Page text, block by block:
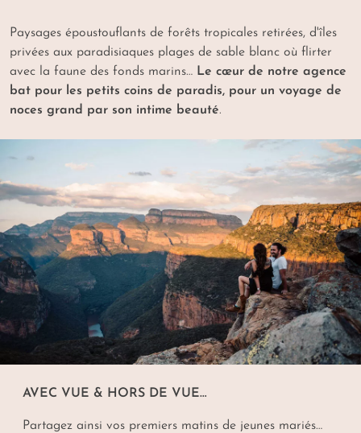
Paysages époustouflants de forêts tropicales retirées, d'îles
privées aux paradisiaques plages de sable blanc où flirter
avec la faune des fonds marins… Le cœur de notre agence
bat pour les petits coins de paradis, pour un voyage de
noces grand par son intime beauté.
AVEC VUE & HORS DE VUE…
Partagez ainsi vos premiers matins de jeunes mariés…